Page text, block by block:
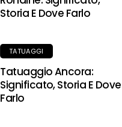
Storia E Dove Farlo
TATUAGGI
Tatuaggio Ancora:
Significato, Storia E Dove
Farlo